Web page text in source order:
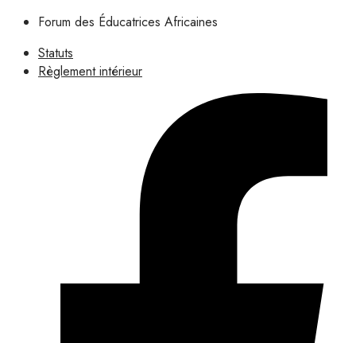
Forum des Éducatrices Africaines
Statuts
Règlement intérieur